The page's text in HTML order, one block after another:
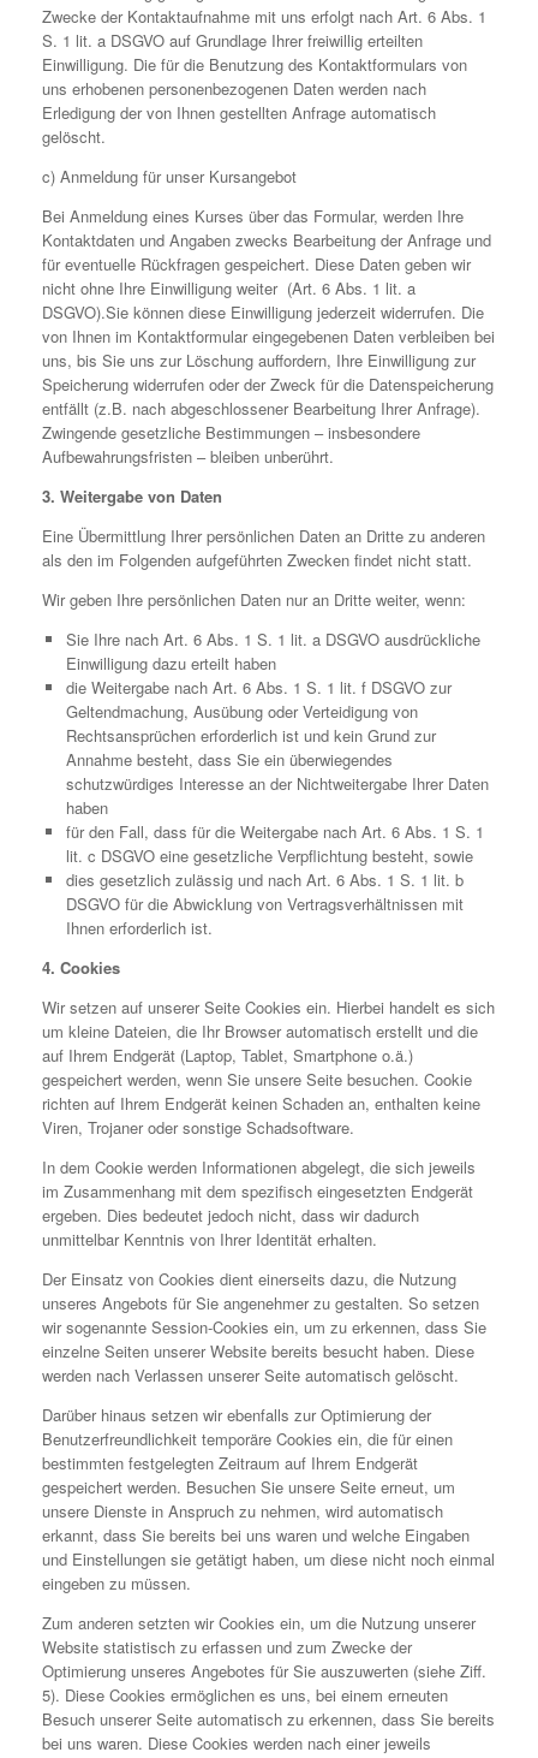
Zwecke der Kontaktaufnahme mit uns erfolgt nach Art. 6 Abs. 1
S. 1 lit. a DSGVO auf Grundlage Ihrer freiwillig erteilten
Einwilligung. Die für die Benutzung des Kontaktformulars von
uns erhobenen personenbezogenen Daten werden nach
Erledigung der von Ihnen gestellten Anfrage automatisch
gelöscht.
c) Anmeldung für unser Kursangebot
Bei Anmeldung eines Kurses über das Formular, werden Ihre
Kontaktdaten und Angaben zwecks Bearbeitung der Anfrage und
für eventuelle Rückfragen gespeichert. Diese Daten geben wir
nicht ohne Ihre Einwilligung weiter (Art. 6 Abs. 1 lit. a
DSGVO).Sie können diese Einwilligung jederzeit widerrufen. Die
von Ihnen im Kontaktformular eingegebenen Daten verbleiben bei
uns, bis Sie uns zur Löschung auffordern, Ihre Einwilligung zur
Speicherung widerrufen oder der Zweck für die Datenspeicherung
entfällt (z.B. nach abgeschlossener Bearbeitung Ihrer Anfrage).
Zwingende gesetzliche Bestimmungen – insbesondere
Aufbewahrungsfristen – bleiben unberührt.
3. Weitergabe von Daten
Eine Übermittlung Ihrer persönlichen Daten an Dritte zu anderen
als den im Folgenden aufgeführten Zwecken findet nicht statt.
Wir geben Ihre persönlichen Daten nur an Dritte weiter, wenn:
Sie Ihre nach Art. 6 Abs. 1 S. 1 lit. a DSGVO ausdrückliche
Einwilligung dazu erteilt haben
die Weitergabe nach Art. 6 Abs. 1 S. 1 lit. f DSGVO zur
Geltendmachung, Ausübung oder Verteidigung von
Rechtsansprüchen erforderlich ist und kein Grund zur
Annahme besteht, dass Sie ein überwiegendes
schutzwürdiges Interesse an der Nichtweitergabe Ihrer Daten
haben
für den Fall, dass für die Weitergabe nach Art. 6 Abs. 1 S. 1
lit. c DSGVO eine gesetzliche Verpflichtung besteht, sowie
dies gesetzlich zulässig und nach Art. 6 Abs. 1 S. 1 lit. b
DSGVO für die Abwicklung von Vertragsverhältnissen mit
Ihnen erforderlich ist.
4. Cookies
Wir setzen auf unserer Seite Cookies ein. Hierbei handelt es sich
um kleine Dateien, die Ihr Browser automatisch erstellt und die
auf Ihrem Endgerät (Laptop, Tablet, Smartphone o.ä.)
gespeichert werden, wenn Sie unsere Seite besuchen. Cookie
richten auf Ihrem Endgerät keinen Schaden an, enthalten keine
Viren, Trojaner oder sonstige Schadsoftware.
In dem Cookie werden Informationen abgelegt, die sich jeweils
im Zusammenhang mit dem spezifisch eingesetzten Endgerät
ergeben. Dies bedeutet jedoch nicht, dass wir dadurch
unmittelbar Kenntnis von Ihrer Identität erhalten.
Der Einsatz von Cookies dient einerseits dazu, die Nutzung
unseres Angebots für Sie angenehmer zu gestalten. So setzen
wir sogenannte Session-Cookies ein, um zu erkennen, dass Sie
einzelne Seiten unserer Website bereits besucht haben. Diese
werden nach Verlassen unserer Seite automatisch gelöscht.
Darüber hinaus setzen wir ebenfalls zur Optimierung der
Benutzerfreundlichkeit temporäre Cookies ein, die für einen
bestimmten festgelegten Zeitraum auf Ihrem Endgerät
gespeichert werden. Besuchen Sie unsere Seite erneut, um
unsere Dienste in Anspruch zu nehmen, wird automatisch
erkannt, dass Sie bereits bei uns waren und welche Eingaben
und Einstellungen sie getätigt haben, um diese nicht noch einmal
eingeben zu müssen.
Zum anderen setzten wir Cookies ein, um die Nutzung unserer
Website statistisch zu erfassen und zum Zwecke der
Optimierung unseres Angebotes für Sie auszuwerten (siehe Ziff.
5). Diese Cookies ermöglichen es uns, bei einem erneuten
Besuch unserer Seite automatisch zu erkennen, dass Sie bereits
bei uns waren. Diese Cookies werden nach einer jeweils